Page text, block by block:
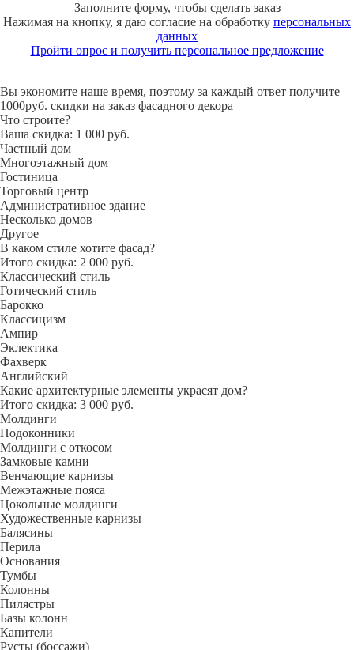
Заполните форму, чтобы сделать заказ
Нажимая на кнопку, я даю согласие на обработку персональных
данных
Пройти опрос и получить персональное предложение
Вы экономите наше время, поэтому за каждый ответ получите
1000руб. скидки на заказ фасадного декора
Что строите?
Ваша скидка: 1 000 руб.
Частный дом
Многоэтажный дом
Гостиница
Торговый центр
Административное здание
Несколько домов
Другое
В каком стиле хотите фасад?
Итого скидка: 2 000 руб.
Классический стиль
Готический стиль
Барокко
Классицизм
Ампир
Эклектика
Фахверк
Английский
Какие архитектурные элементы украсят дом?
Итого скидка: 3 000 руб.
Молдинги
Подоконники
Молдинги с откосом
Замковые камни
Венчающие карнизы
Межэтажные пояса
Цокольные молдинги
Художественные карнизы
Балясины
Перила
Основания
Тумбы
Колонны
Пилястры
Базы колонн
Капители
Русты (боссажи)